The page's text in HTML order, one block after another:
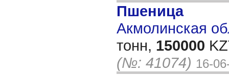
Пшеница
Акмолинская
тонн, 150000
(№: 41074) 16-